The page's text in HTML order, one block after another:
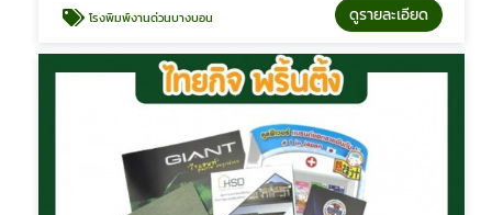
โรงพิมพ์งานด่วนบางบอน ดูรายละเอียด